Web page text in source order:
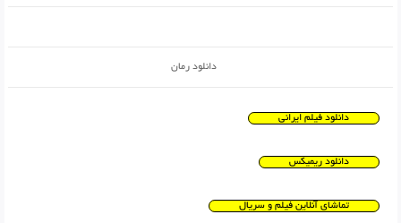
دانلود رمان
دانلود فیلم ایرانی
دانلود ریمیکس
تماشای آنلاین فیلم و سریال